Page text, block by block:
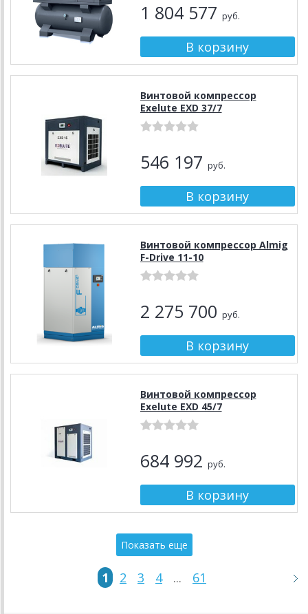
1 804 577 руб.
Винтовой компрессор
Exelute EXD 37/7
546 197 руб.
Винтовой компрессор Almig
F-Drive 11-10
2 275 700 руб.
Винтовой компрессор
Exelute EXD 45/7
684 992 руб.
Показать еще
1 2 3 4 ... 61